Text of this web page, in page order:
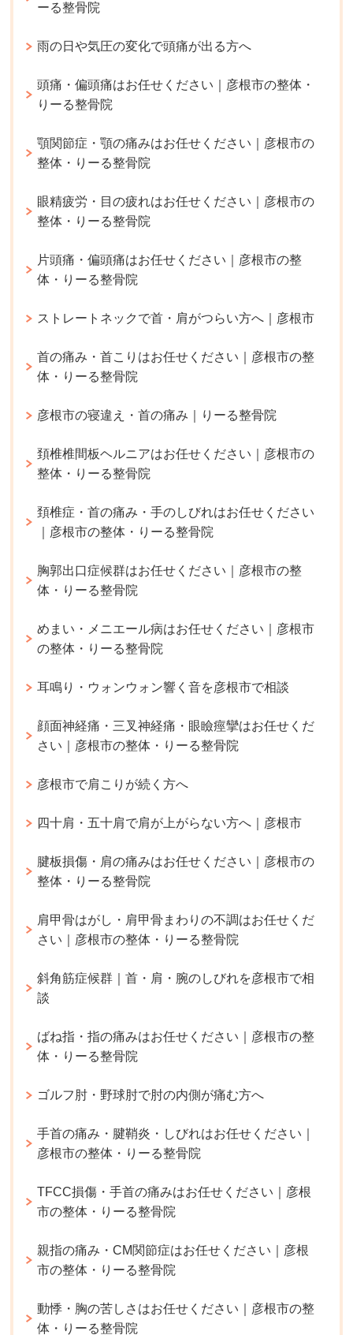
ーる整骨院
雨の日や気圧の変化で頭痛が出る方へ
頭痛・偏頭痛はお任せください｜彦根市の整体・
りーる整骨院
顎関節症・顎の痛みはお任せください｜彦根市の
整体・りーる整骨院
眼精疲労・目の疲れはお任せください｜彦根市の
整体・りーる整骨院
片頭痛・偏頭痛はお任せください｜彦根市の整
体・りーる整骨院
ストレートネックで首・肩がつらい方へ｜彦根市
首の痛み・首こりはお任せください｜彦根市の整
体・りーる整骨院
彦根市の寝違え・首の痛み｜りーる整骨院
頚椎椎間板ヘルニアはお任せください｜彦根市の
整体・りーる整骨院
頚椎症・首の痛み・手のしびれはお任せください
｜彦根市の整体・りーる整骨院
胸郭出口症候群はお任せください｜彦根市の整
体・りーる整骨院
めまい・メニエール病はお任せください｜彦根市
の整体・りーる整骨院
耳鳴り・ウォンウォン響く音を彦根市で相談
顔面神経痛・三叉神経痛・眼瞼痙攣はお任せくだ
さい｜彦根市の整体・りーる整骨院
彦根市で肩こりが続く方へ
四十肩・五十肩で肩が上がらない方へ｜彦根市
腱板損傷・肩の痛みはお任せください｜彦根市の
整体・りーる整骨院
肩甲骨はがし・肩甲骨まわりの不調はお任せくだ
さい｜彦根市の整体・りーる整骨院
斜角筋症候群｜首・肩・腕のしびれを彦根市で相
談
ばね指・指の痛みはお任せください｜彦根市の整
体・りーる整骨院
ゴルフ肘・野球肘で肘の内側が痛む方へ
手首の痛み・腱鞘炎・しびれはお任せください｜
彦根市の整体・りーる整骨院
TFCC損傷・手首の痛みはお任せください｜彦根
市の整体・りーる整骨院
親指の痛み・CM関節症はお任せください｜彦根
市の整体・りーる整骨院
動悸・胸の苦しさはお任せください｜彦根市の整
体・りーる整骨院